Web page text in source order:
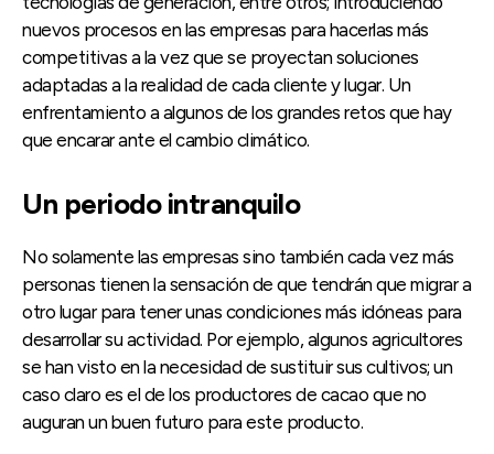
nuevos procesos en las empresas para hacerlas más
competitivas a la vez que se proyectan soluciones
adaptadas a la realidad de cada cliente y lugar. Un
enfrentamiento a algunos de los grandes retos que hay
que encarar ante el cambio climático.
Un periodo intranquilo
No solamente las empresas sino también cada vez más
personas tienen la sensación de que tendrán que migrar a
otro lugar para tener unas condiciones más idóneas para
desarrollar su actividad. Por ejemplo, algunos agricultores
se han visto en la necesidad de sustituir sus cultivos; un
caso claro es el de los productores de cacao que no
auguran un buen futuro para este producto.